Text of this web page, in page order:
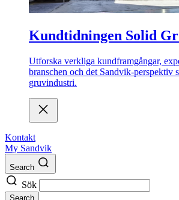
Kundtidningen Solid
Utforska verkliga kundframgångar,
branschen och det Sandvik-perspektiv
gruvindustri.
Kontakt
My Sandvik
Search
Sök
Search